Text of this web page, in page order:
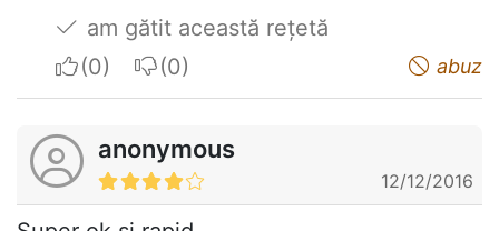
am gătit această rețetă
I apreciateI do not appreciate abuz
anonymous
12/12/2016